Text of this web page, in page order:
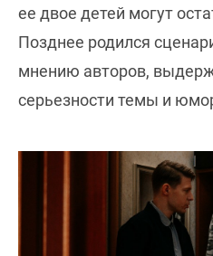
ее двое детей могут
Позднее родился
мнению авторов,
серьезности темы и